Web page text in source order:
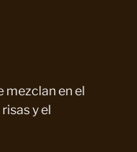
mezclan en el
y el